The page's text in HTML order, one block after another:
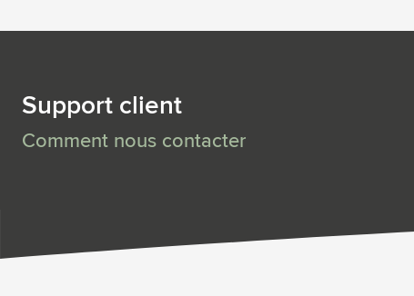
Support client
Comment nous contacter